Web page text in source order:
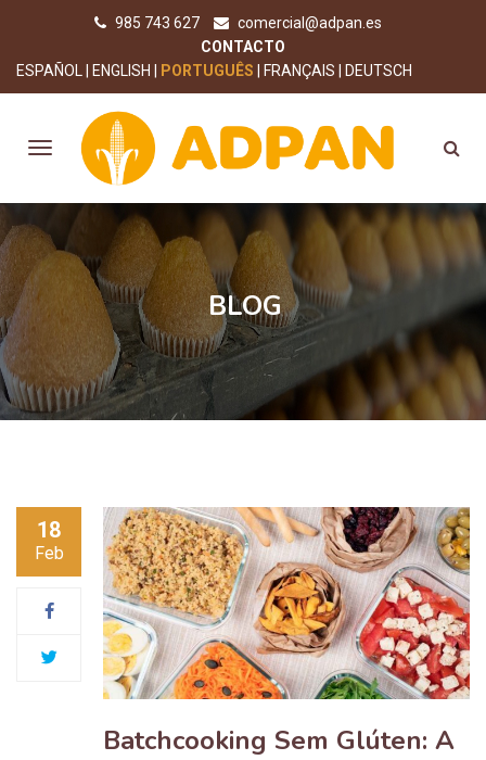
985 743 627
comercial@adpan.es
CONTACTO
ESPAÑOL
ENGLISH PORTUGUÊS FRANÇAIS DEUTSCH
BLOG
18
Feb
Batchcooking Sem Glúten: A